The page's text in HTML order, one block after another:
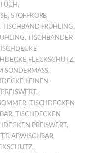
,
,STOFFKORB
,TISCHBAND FRÜHLING,
,TISCHBÄNDER
FLECKSCHUTZ,
SONDERMASS ,
LEINEN ,
,
,TISCHDECKEN
,TISCHDECKEN
PREISWERT,
ABWISCHBAR,
,